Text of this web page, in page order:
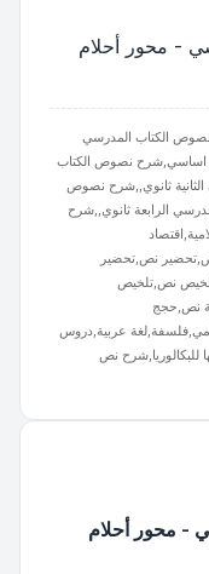
آماله عراضا 8 أساسي - محور أحلام
الكتاب المدرسي
اساسي,شرح نصوص الكتاب
ثانوي,,شرح نصوص
الرابعة ثانوي,,شرح
نص,تحضير
نص,تلخيص
نص,حجج
عربية,دروس
للبكالوريا,شرح نص
عراضا 8 أساسي - محور أحلام